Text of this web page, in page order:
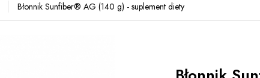
Błonnik Sunfiber® AG (140 g) - suplement diety